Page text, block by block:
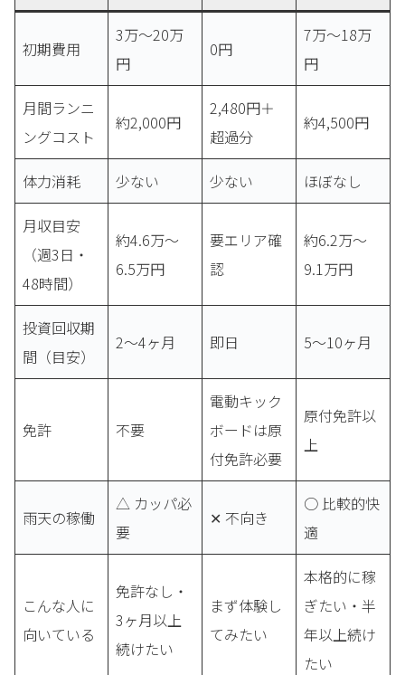
初期費用
3万〜20万
円
0円
7万〜18万
円
月間ランニ
ングコスト
約2,000円
2,480円＋
超過分
約4,500円
体力消耗 少ない 少ない ほぼなし
月収目安
（週3日・
48時間）
約4.6万〜
6.5万円
要エリア確
認
約6.2万〜
9.1万円
投資回収期
間（目安）
2〜4ヶ月 即日 5〜10ヶ月
免許 不要
電動キック
ボードは原
付免許必要
原付免許以
上
雨天の稼働
△ カッパ必
要
✕ 不向き
○ 比較的快
適
こんな人に
向いている
免許なし・
3ヶ月以上
続けたい
まず体験し
てみたい
本格的に稼
ぎたい・半
年以上続け
たい